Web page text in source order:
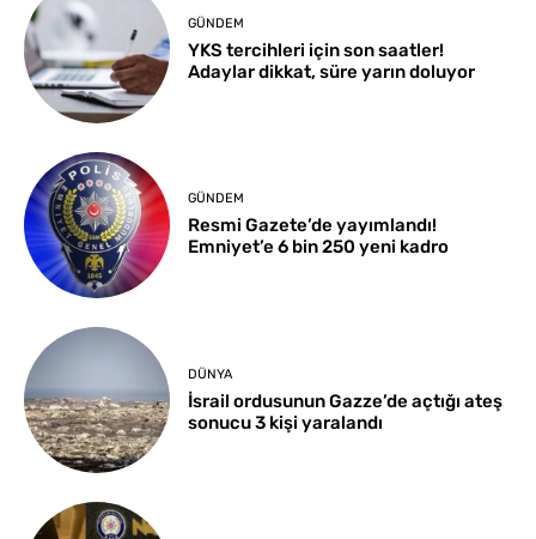
GÜNDEM
YKS tercihleri için son saatler!
Adaylar dikkat, süre yarın doluyor
GÜNDEM
Resmi Gazete’de yayımlandı!
Emniyet’e 6 bin 250 yeni kadro
DÜNYA
İsrail ordusunun Gazze’de açtığı ateş
sonucu 3 kişi yaralandı